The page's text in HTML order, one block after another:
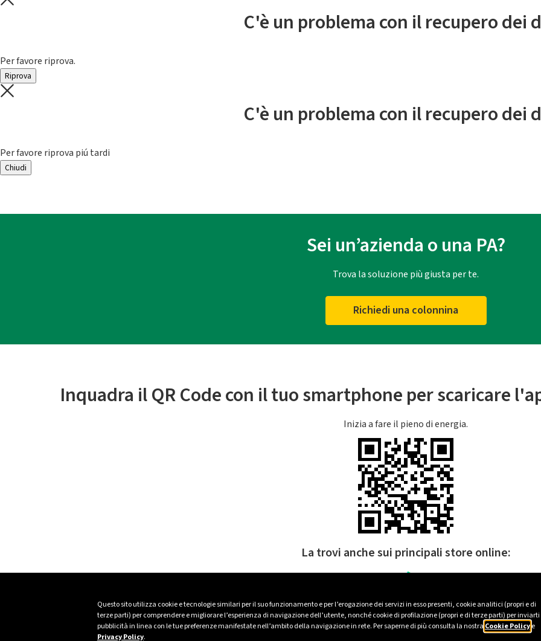
Questo sito utilizza cookie e tecnologie similari per il suo funzionamento e per l’erogazione dei servizi in esso presenti, cookie analitici (propri e di
terze parti) per comprendere e migliorare l’esperienza di navigazione dell’utente, nonché cookie di profilazione (propri e di terze parti) per inviarti
pubblicità in linea con le tue preferenze manifestate nell’ambito della navigazione in rete. Per saperne di più consulta la nostra Cookie Policye
Privacy Policy.
C'è un problema con il recupero dei
Per favore riprova.
Riprova
C'è un problema con il recupero dei
Per favore riprova piú tardi
Chiudi
Sei un’azienda o una PA?
Trova la soluzione più giusta per te.
Richiedi una colonnina
Inquadra il QR Code con il tuo smartphone per scaricare
Inizia a fare il pieno di energia.
La trovi anche sui principali store online: